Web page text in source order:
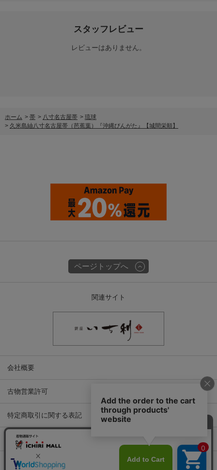
スタッフレビュー
レビューはありません。
ホーム > 帯 > 八寸名古屋帯 > 琉球
> 久米島紬八寸名古屋帯（芭蕉葉）『沖縄びんがた』【城間栄順】
ページトップへ
関連サイト
会社概要
古物営業許可
特定商取引に関する表記
プライバシーポリシー